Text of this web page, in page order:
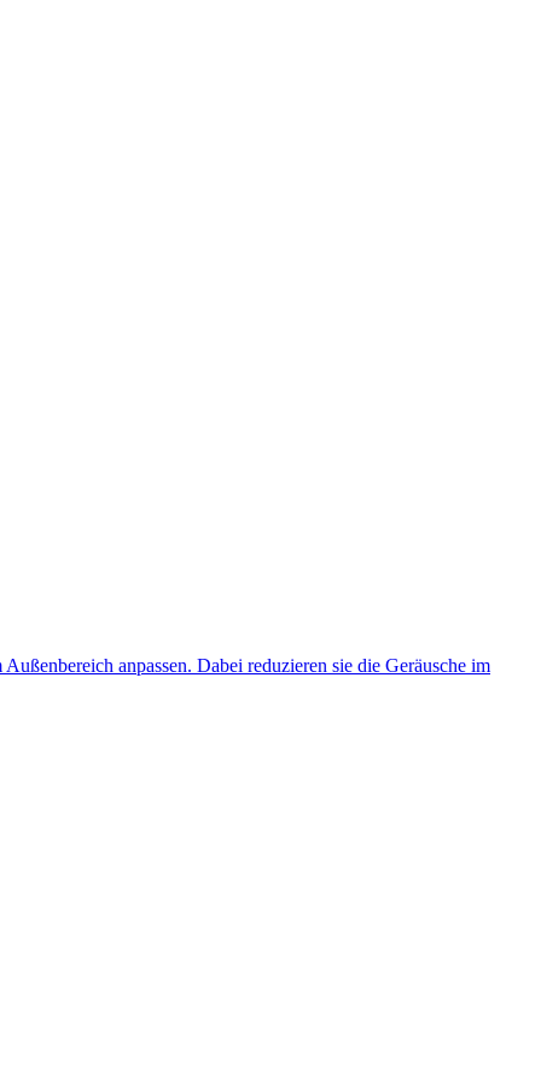
anpassen. Dabei reduzieren sie die Geräusche im